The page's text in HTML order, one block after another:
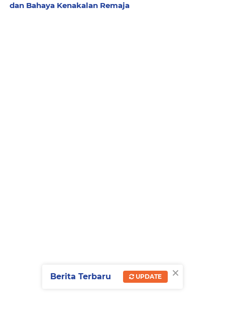
dan Bahaya Kenakalan Remaja
×
Berita Terbaru UPDATE